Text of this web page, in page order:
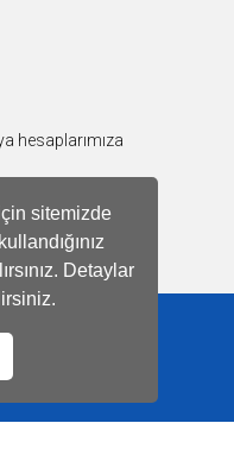
sitemizde
Detaylar
hesaplarımıza